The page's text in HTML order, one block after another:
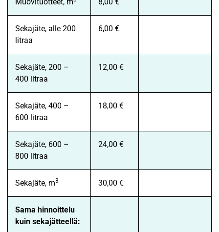
Sekajäte, alle 200
litraa
6,00 €
Sekajäte, 200 –
400 litraa
12,00 €
Sekajäte, 400 –
600 litraa
18,00 €
Sekajäte, 600 –
800 litraa
24,00 €
Sekajäte, m3 30,00 €
Sama hinnoittelu
kuin sekajätteellä: